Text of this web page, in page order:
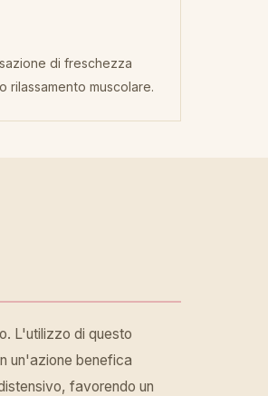
di freschezza
rilassamento muscolare.
L'utilizzo di questo
un'azione benefica
favorendo un